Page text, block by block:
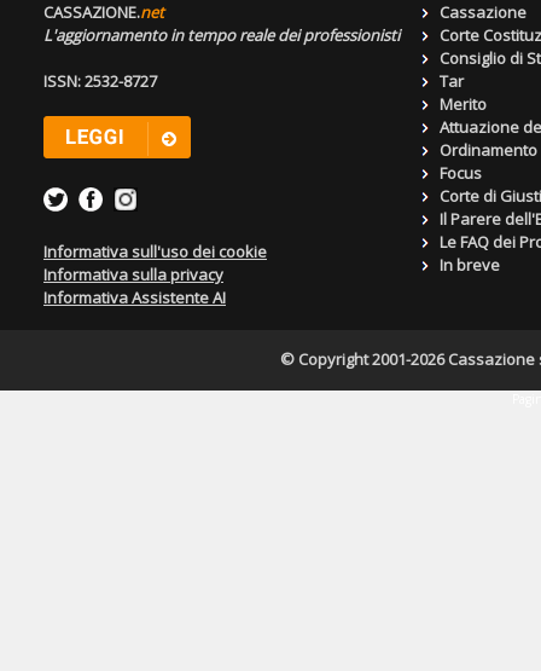
CASSAZIONE.net
L'aggiornamento in tempo reale dei professionisti
ISSN: 2532-8727
Informativa sull'uso dei cookie
Informativa sulla privacy
Informativa Assistente AI
Cassazione
Corte
Consiglio di
Tar
Merito
Attuazione
Focus
Corte di
Il Parere
Le FAQ dei
In breve
© Copyright 2001-2026 Cassazione